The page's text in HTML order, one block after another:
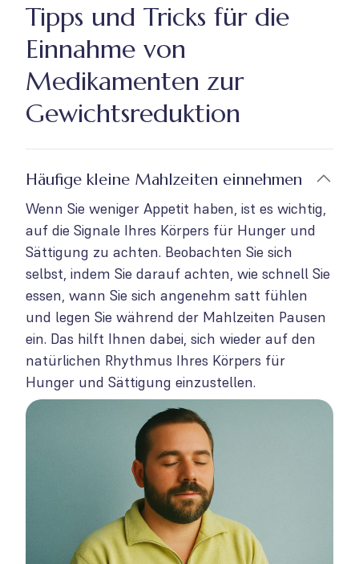
Tipps und Tricks für die
Einnahme von
Medikamenten zur
Gewichtsreduktion
Häufige kleine Mahlzeiten einnehmen
Wenn Sie weniger Appetit haben, ist es wichtig,
auf die Signale Ihres Körpers für Hunger und
Sättigung zu achten. Beobachten Sie sich
selbst, indem Sie darauf achten, wie schnell Sie
essen, wann Sie sich angenehm satt fühlen
und legen Sie während der Mahlzeiten Pausen
ein. Das hilft Ihnen dabei, sich wieder auf den
natürlichen Rhythmus Ihres Körpers für
Hunger und Sättigung einzustellen.